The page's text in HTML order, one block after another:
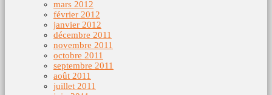
mars 2012
février 2012
janvier 2012
décembre 2011
novembre 2011
octobre 2011
septembre 2011
août 2011
juillet 2011